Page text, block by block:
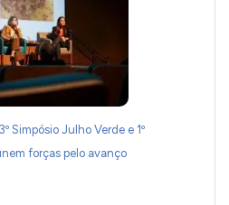
Simpósio Julho Verde e 1º
forças pelo avanço